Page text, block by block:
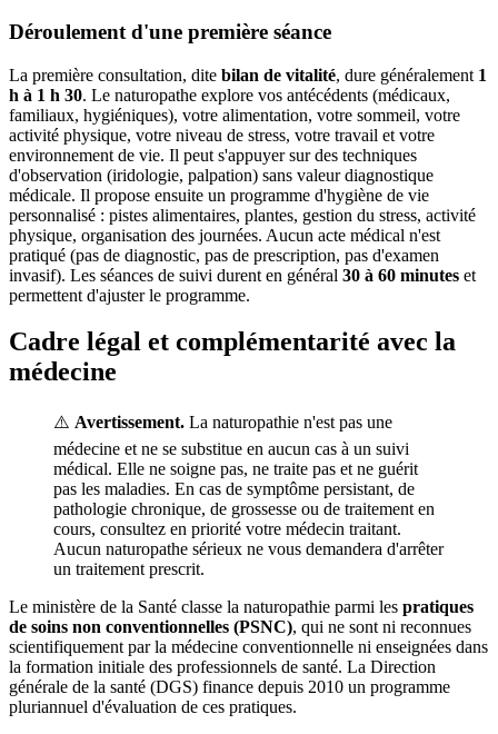
Déroulement d'une première séance
La première consultation, dite bilan de vitalité, dure généralement 1
h à 1 h 30. Le naturopathe explore vos antécédents (médicaux,
familiaux, hygiéniques), votre alimentation, votre sommeil, votre
activité physique, votre niveau de stress, votre travail et votre
environnement de vie. Il peut s'appuyer sur des techniques
d'observation (iridologie, palpation) sans valeur diagnostique
médicale. Il propose ensuite un programme d'hygiène de vie
personnalisé : pistes alimentaires, plantes, gestion du stress, activité
physique, organisation des journées. Aucun acte médical n'est
pratiqué (pas de diagnostic, pas de prescription, pas d'examen
invasif). Les séances de suivi durent en général 30 à 60 minutes et
permettent d'ajuster le programme.
Cadre légal et complémentarité avec la
médecine
⚠️ Avertissement. La naturopathie n'est pas une
médecine et ne se substitue en aucun cas à un suivi
médical. Elle ne soigne pas, ne traite pas et ne guérit
pas les maladies. En cas de symptôme persistant, de
pathologie chronique, de grossesse ou de traitement en
cours, consultez en priorité votre médecin traitant.
Aucun naturopathe sérieux ne vous demandera d'arrêter
un traitement prescrit.
Le ministère de la Santé classe la naturopathie parmi les pratiques
de soins non conventionnelles (PSNC), qui ne sont ni reconnues
scientifiquement par la médecine conventionnelle ni enseignées dans
la formation initiale des professionnels de santé. La Direction
générale de la santé (DGS) finance depuis 2010 un programme
pluriannuel d'évaluation de ces pratiques.